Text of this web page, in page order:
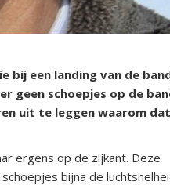
bij een landing van de
geen schoepjes op de
uit te leggen waarom
ergens op de zijkant. Deze
bijna de